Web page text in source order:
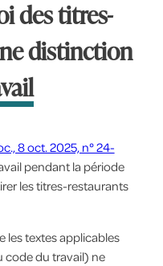
des titres-
distinction
8 oct. 2025, n° 24-
pendant la période
les titres-restaurants
les textes applicables
code du travail) ne